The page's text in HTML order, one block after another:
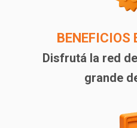
BENEFICIOS
Disfrutá la red
grande